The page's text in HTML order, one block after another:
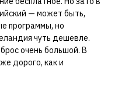
— может быть,
программы, но
чуть дешевле.
очень большой. В
дорого, как и